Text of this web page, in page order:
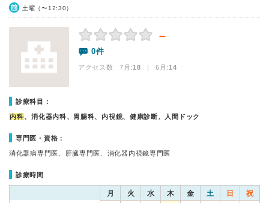
土曜（〜12:30）
－
0件
アクセス数 7月:18 | 6月:14
診療科目：
内科、消化器内科、胃腸科、内視鏡、健康診断、人間ドック
専門医・資格：
消化器病専門医、肝臓専門医、消化器内視鏡専門医
診療時間
月 火 水 木 金 土 日 祝